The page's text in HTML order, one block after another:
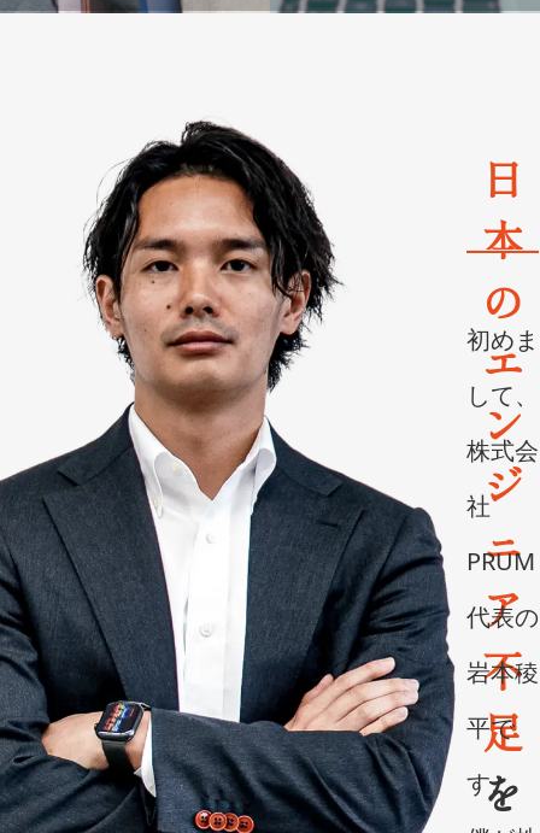
日
本
の
エ
ン
ジ
ニ
ア
不
足
を
初めま
して、
株式会
社
PRUM
代表の
岩本稜
平で
す。